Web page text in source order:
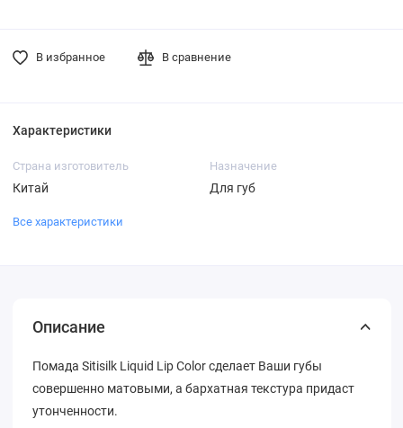
В избранное В сравнение
Характеристики
Страна изготовитель
Китай
Назначение
Для губ
Все характеристики
Описание
Помада Sitisilk Liquid Lip Color сделает Ваши губы
совершенно матовыми, а бархатная текстура придаст
утонченности.